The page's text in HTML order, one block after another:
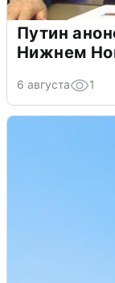
Путин
Нижнем
6 августа 1